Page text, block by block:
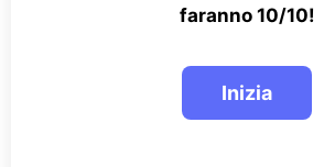
faranno 10/10!